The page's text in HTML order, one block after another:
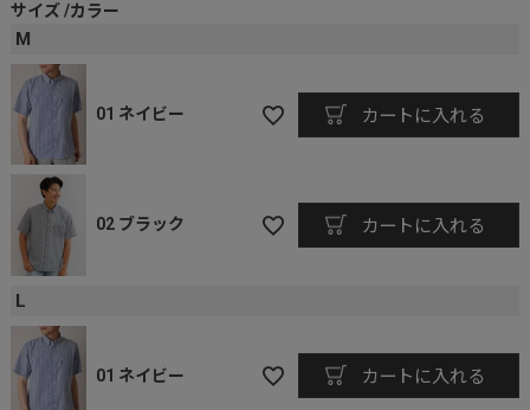
サイズ カラー
M
01 ネイビー カートに入れる
02 ブラック カートに入れる
L
01 ネイビー カートに入れる